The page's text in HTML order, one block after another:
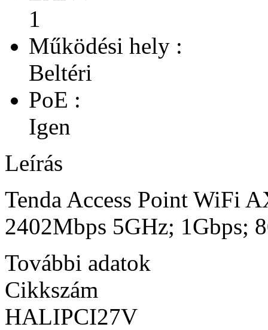
1
Működési hely :
Beltéri
PoE :
Igen
Leírás
Tenda Access Point WiFi
2402Mbps 5GHz; 1Gbps;
További adatok
Cikkszám
HALIPCI27V